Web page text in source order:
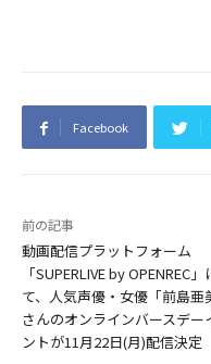
Facebook
前の記事
動画配信プラットフォーム
「SUPERLIVE by OPENREC」
て、人気声優・女優「前島亜
さんのオンラインバースデー
ントが11月22日(月)配信決定